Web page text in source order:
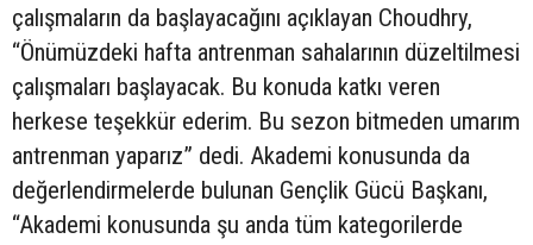
çalışmaların da başlayacağını açıklayan Choudhry,
“Önümüzdeki hafta antrenman sahalarının düzeltilmesi
çalışmaları başlayacak. Bu konuda katkı veren
herkese teşekkür ederim. Bu sezon bitmeden umarım
antrenman yaparız” dedi. Akademi konusunda da
değerlendirmelerde bulunan Gençlik Gücü Başkanı,
“Akademi konusunda şu anda tüm kategorilerde